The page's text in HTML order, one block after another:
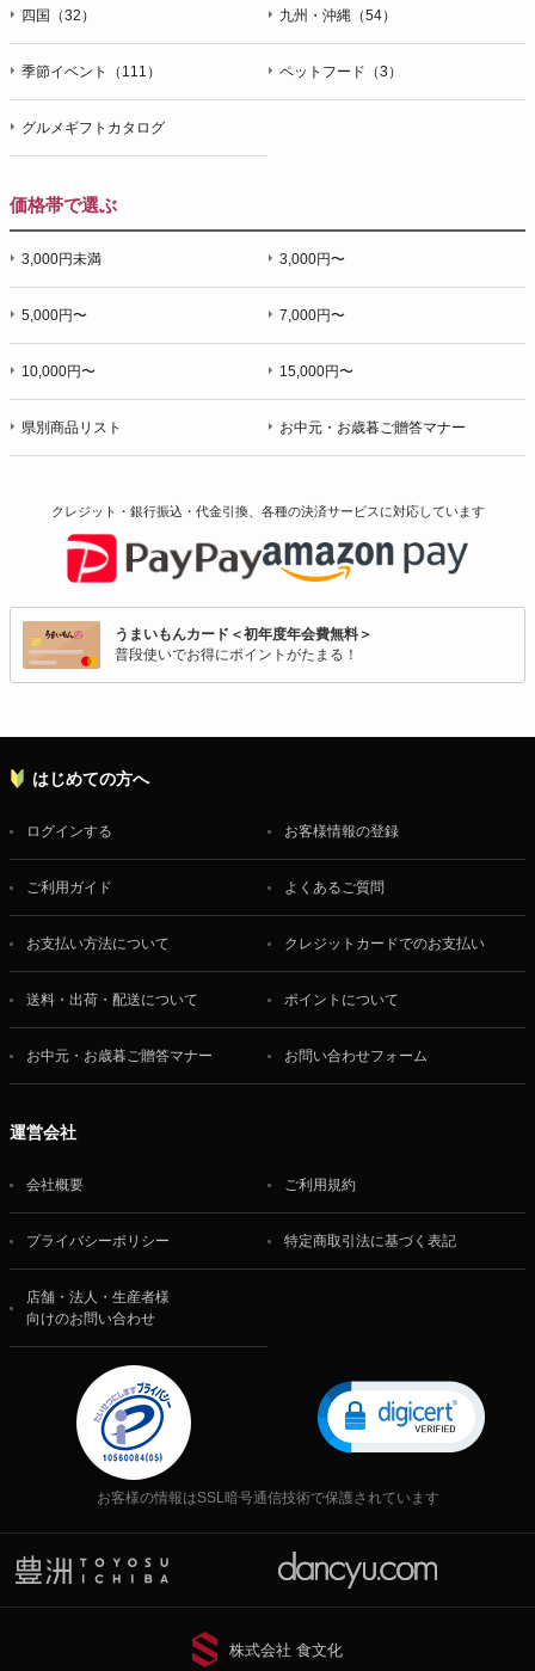
四国（32） 九州・沖縄（54）
季節イベント（111） ペットフード（3）
グルメギフトカタログ
価格帯で選ぶ
3,000円未満 3,000円〜
5,000円〜 7,000円〜
10,000円〜 15,000円〜
県別商品リスト お中元・お歳暮ご贈答マナー
クレジット・銀行振込・代金引換、各種の決済サービスに対応しています
うまいもんカード＜初年度年会費無料＞
普段使いでお得にポイントがたまる！
はじめての方へ
ログインする お客様情報の登録
ご利用ガイド よくあるご質問
お支払い方法について クレジットカードでのお支払い
送料・出荷・配送について ポイントについて
お中元・お歳暮ご贈答マナー お問い合わせフォーム
運営会社
会社概要 ご利用規約
プライバシーポリシー 特定商取引法に基づく表記
店舗・法人・生産者様
向けのお問い合わせ
お客様の情報はSSL暗号通信技術で保護されています
株式会社 食文化